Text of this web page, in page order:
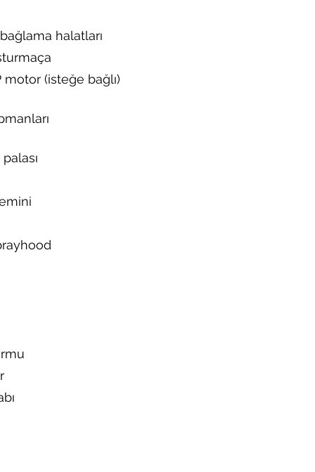
halatları
(isteğe bağlı)